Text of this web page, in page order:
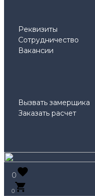
Реквизиты
Сотрудничество
Вакансии
Вызвать замерщика
Заказать расчет
0
0